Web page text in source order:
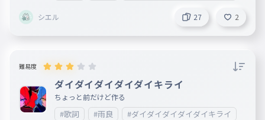
善悪の区別も付かないの？笑はぁ。
善悪の区別も付かないの？はぁ。
ぜんあくのくべつもつかないのはぁ
037
減点方式で取り巻く環境に巻かれて
げんてんほうしきでとりまくかんきょうにまかれて
生涯、痛い！痛い！痛い！も聞かれないわ！っ
て
シエル 27 2
難易度
ダイダイダイダイダイキライ
ちょっと前だけど作る
#歌詞 #雨良 #ダイダイダイダイダイキライ